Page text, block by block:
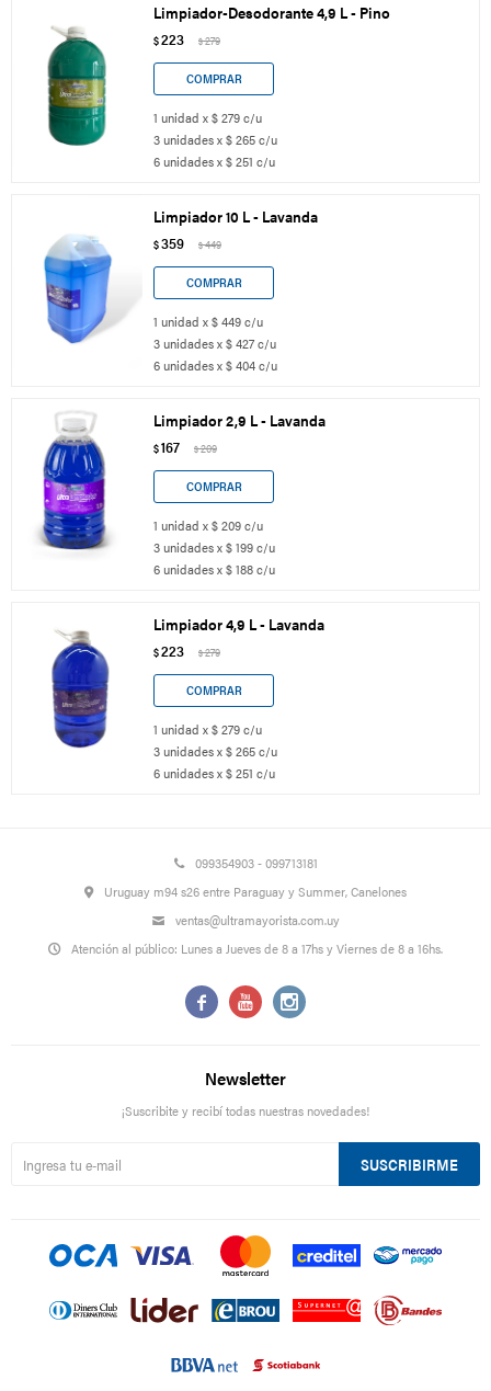
Limpiador-Desodorante 4,9 L - Pino
$223 $279
1 unidad x $ 279 c/u
3 unidades x $ 265 c/u
6 unidades x $ 251 c/u
Limpiador 10 L - Lavanda
$359 $449
1 unidad x $ 449 c/u
3 unidades x $ 427 c/u
6 unidades x $ 404 c/u
Limpiador 2,9 L - Lavanda
$167 $209
1 unidad x $ 209 c/u
3 unidades x $ 199 c/u
6 unidades x $ 188 c/u
Limpiador 4,9 L - Lavanda
$223 $279
1 unidad x $ 279 c/u
3 unidades x $ 265 c/u
6 unidades x $ 251 c/u
099354903 - 099713181
Uruguay m94 s26 entre Paraguay y Summer, Canelones
ventas@ultramayorista.com.uy
Atención al público: Lunes a Jueves de 8 a 17hs y Viernes de 8 a 16hs.
  
Newsletter
¡Suscribite y recibí todas nuestras novedades!
SUSCRIBIRME